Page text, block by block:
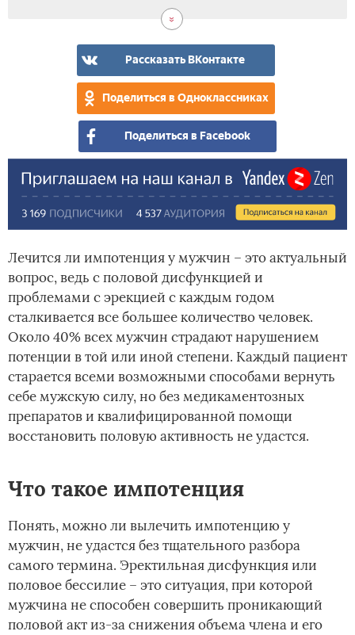
Рассказать ВКонтакте
Поделиться в Одноклассниках
Поделиться в Facebook
Лечится ли импотенция у мужчин – это актуальный
вопрос, ведь с половой дисфункцией и
проблемами с эрекцией с каждым годом
сталкивается все большее количество человек.
Около 40% всех мужчин страдают нарушением
потенции в той или иной степени. Каждый пациент
старается всеми возможными способами вернуть
себе мужскую силу, но без медикаментозных
препаратов и квалифицированной помощи
восстановить половую активность не удастся.
Что такое импотенция
Понять, можно ли вылечить импотенцию у
мужчин, не удастся без тщательного разбора
самого термина. Эректильная дисфункция или
половое бессилие – это ситуация, при которой
мужчина не способен совершить проникающий
половой акт из-за снижения объема члена и его